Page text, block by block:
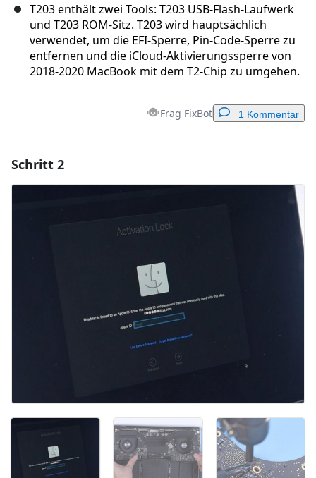
T203 enthält zwei Tools: T203 USB-Flash-Laufwerk
und T203 ROM-Sitz. T203 wird hauptsächlich
verwendet, um die EFI-Sperre, Pin-Code-Sperre zu
entfernen und die iCloud-Aktivierungssperre von
2018-2020 MacBook mit dem T2-Chip zu umgehen.
Frag FixBot 1 Kommentar
Schritt 2